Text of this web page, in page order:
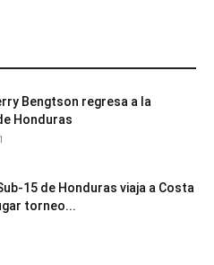
Bengtson regresa a la
Honduras
15 de Honduras viaja a Costa
torneo...